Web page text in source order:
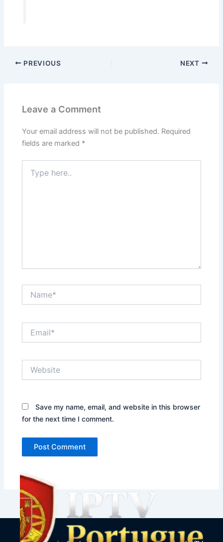
PREVIOUS NEXT
Leave a Comment
Your email address will not be published. Required
fields are marked *
here..
Save my name, email, and website in this browser
for the next time I comment.